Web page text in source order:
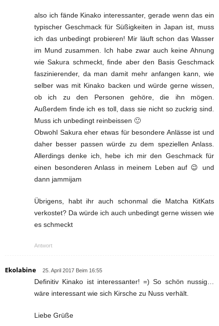
also ich fände Kinako interessanter, gerade wenn das ein
typischer Geschmack für Süßigkeiten in Japan ist, muss
ich das unbedingt probieren! Mir läuft schon das Wasser
im Mund zusammen. Ich habe zwar auch keine Ahnung
wie Sakura schmeckt, finde aber den Basis Geschmack
faszinierender, da man damit mehr anfangen kann, wie
selber was mit Kinako backen und würde gerne wissen,
ob ich zu den Personen gehöre, die ihn mögen.
Außerdem finde ich es toll, dass sie nicht so zuckrig sind.
Muss ich unbedingt reinbeissen 🙂
Obwohl Sakura eher etwas für besondere Anlässe ist und
daher besser passen würde zu dem speziellen Anlass.
Allerdings denke ich, hebe ich mir den Geschmack für
einen besonderen Anlass in meinem Leben auf 😉 und
dann jammijam
Übrigens, habt ihr auch schonmal die Matcha KitKats
verkostet? Da würde ich auch unbedingt gerne wissen wie
es schmeckt
Antwort
Ekolabine 25. April 2017 Beim 16:55
Definitiv Kinako ist interessanter! =) So schön nussig…
wäre interessant wie sich Kirsche zu Nuss verhält.
Liebe Grüße